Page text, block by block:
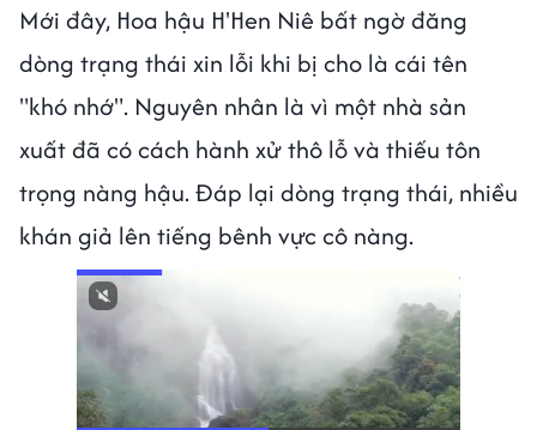
Mới đây, Hoa hậu H'Hen Niê bất ngờ đăng
dòng trạng thái xin lỗi khi bị cho là cái tên
"khó nhớ". Nguyên nhân là vì một nhà sản
xuất đã có cách hành xử thô lỗ và thiếu tôn
trọng nàng hậu. Đáp lại dòng trạng thái, nhiều
khán giả lên tiếng bênh vực cô nàng.